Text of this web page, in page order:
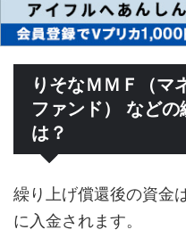
りそなＭＭＦ（マ
ファンド） など
は？
繰り上げ償還後の資金
に入金されます。